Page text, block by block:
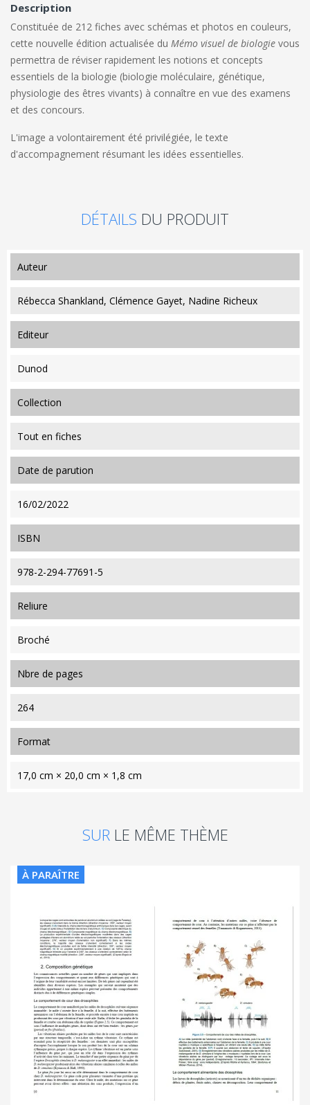
Description
Constituée de 212 fiches avec schémas et photos en couleurs,
cette nouvelle édition actualisée du Mémo visuel de biologie vous
permettra de réviser rapidement les notions et concepts
essentiels de la biologie (biologie moléculaire, génétique,
physiologie des êtres vivants) à connaître en vue des examens
et des concours.
L'image a volontairement été privilégiée, le texte
d'accompagnement résumant les idées essentielles.
DÉTAILS DU PRODUIT
auteur
Rébecca Shankland, Clémence Gayet, Nadine Richeux
editeur
Dunod
collection
Tout en fiches
date de parution
16/02/2022
ISBN
978-2-294-77691-5
reliure
Broché
nbre de pages
264
format
17,0 cm × 20,0 cm × 1,8 cm
SUR LE MÊME THÈME
À PARAÎTRE